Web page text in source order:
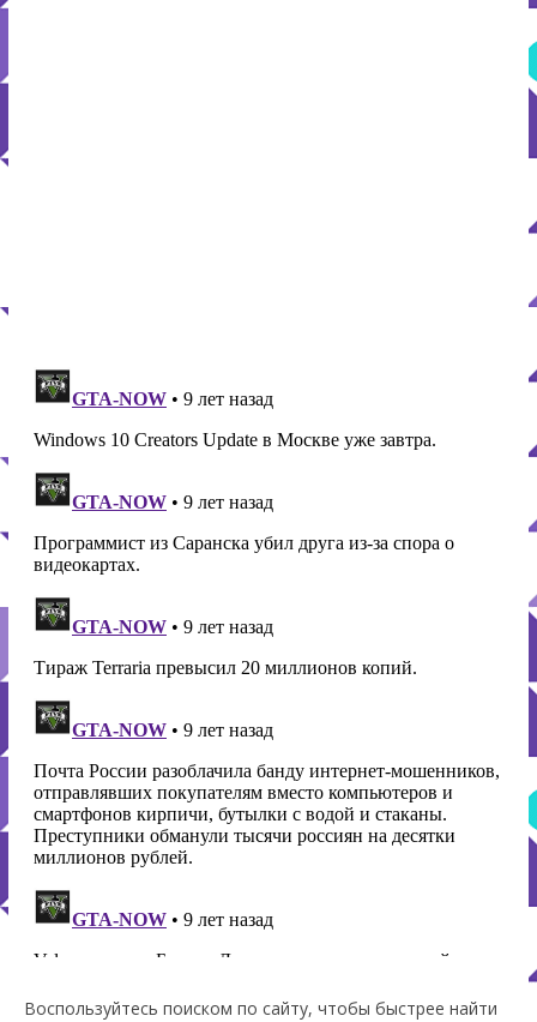
Воспользуйтесь поиском по сайту, чтобы быстрее найти